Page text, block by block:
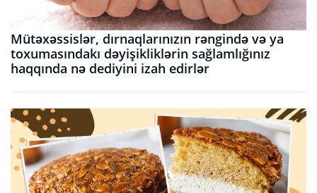
Mütəxəssislər, dırnaqlarınızın rəngində və ya
toxumasındakı dəyişikliklərin sağlamlığınız
haqqında nə dediyini izah edirlər